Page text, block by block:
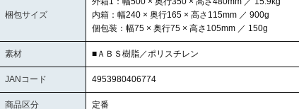
梱包サイズ
内箱：幅240 × 奥行165 × 高さ115mm ／ 900g
個包装：幅75 × 奥行75 × 高さ105mm ／ 150g
素材 ■ＡＢＳ樹脂／ポリスチレン
JANコード 4953980406774
商品区分 定番